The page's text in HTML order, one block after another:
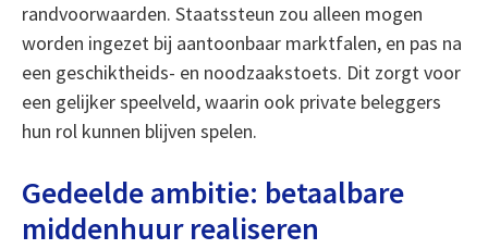
randvoorwaarden. Staatssteun zou alleen mogen
worden ingezet bij aantoonbaar marktfalen, en pas na
een geschiktheids- en noodzaakstoets. Dit zorgt voor
een gelijker speelveld, waarin ook private beleggers
hun rol kunnen blijven spelen.
Gedeelde ambitie: betaalbare
middenhuur realiseren